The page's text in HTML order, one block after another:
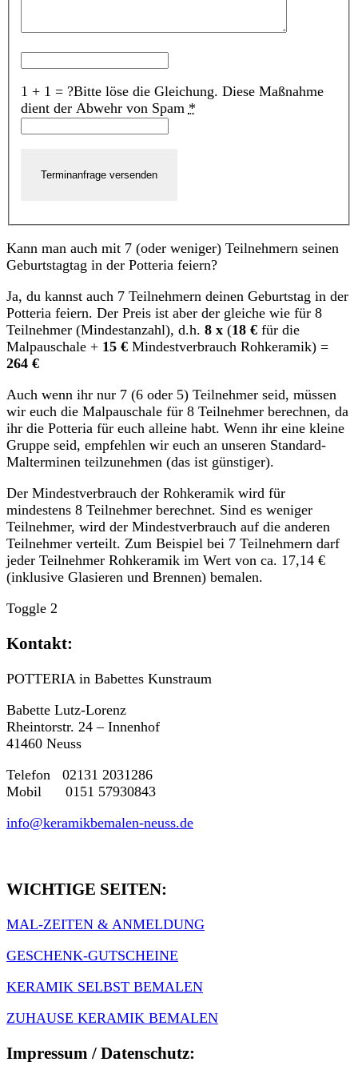
1 + 1 = ?Bitte löse die Gleichung. Diese Maßnahme
dient der Abwehr von Spam *
Kann man auch mit 7 (oder weniger) Teilnehmern seinen
Geburtstagtag in der Potteria feiern?
Ja, du kannst auch 7 Teilnehmern deinen Geburtstag in der
Potteria feiern. Der Preis ist aber der gleiche wie für 8
Teilnehmer (Mindestanzahl), d.h. 8 x (18 € für die
Malpauschale + 15 € Mindestverbrauch Rohkeramik) =
264 €
Auch wenn ihr nur 7 (6 oder 5) Teilnehmer seid, müssen
wir euch die Malpauschale für 8 Teilnehmer berechnen, da
ihr die Potteria für euch alleine habt. Wenn ihr eine kleine
Gruppe seid, empfehlen wir euch an unseren Standard-
Malterminen teilzunehmen (das ist günstiger).
Der Mindestverbrauch der Rohkeramik wird für
mindestens 8 Teilnehmer berechnet. Sind es weniger
Teilnehmer, wird der Mindestverbrauch auf die anderen
Teilnehmer verteilt. Zum Beispiel bei 7 Teilnehmern darf
jeder Teilnehmer Rohkeramik im Wert von ca. 17,14 €
(inklusive Glasieren und Brennen) bemalen.
Toggle 2
Kontakt:
POTTERIA in Babettes Kunstraum
Babette Lutz-Lorenz
Rheintorstr. 24 – Innenhof
41460 Neuss
Telefon 02131 2031286
Mobil 0151 57930843
info@keramikbemalen-neuss.de
WICHTIGE SEITEN:
MAL-ZEITEN & ANMELDUNG
GESCHENK-GUTSCHEINE
KERAMIK SELBST BEMALEN
ZUHAUSE KERAMIK BEMALEN
Impressum / Datenschutz: